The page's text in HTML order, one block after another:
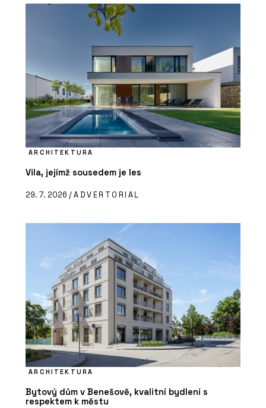
ARCHITEKTURA
Vila, jejímž sousedem je les
29. 7. 2026 /ADVERTORIAL
ARCHITEKTURA
Bytový dům v Benešově, kvalitní bydlení s
respektem k městu